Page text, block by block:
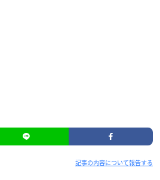
記事の内容について報告する